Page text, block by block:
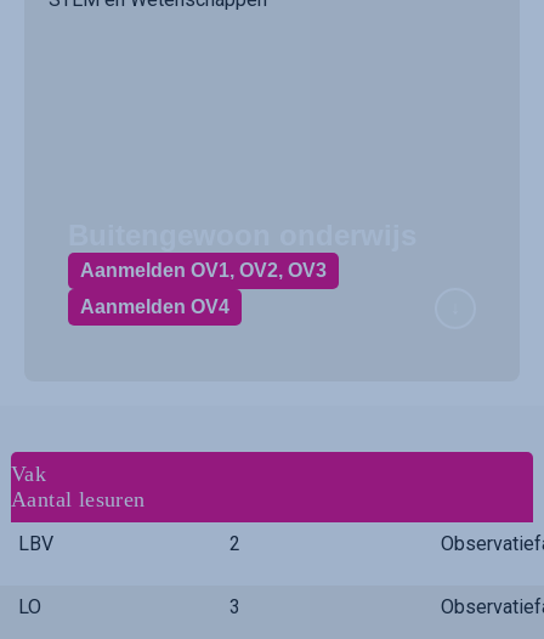
Aanmelden OV1, OV2, OV3
Aanmelden OV4
Vak
Aantal lesuren
LBV 2
LO 3